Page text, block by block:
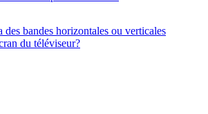
des bandes horizontales ou verticales
du téléviseur?